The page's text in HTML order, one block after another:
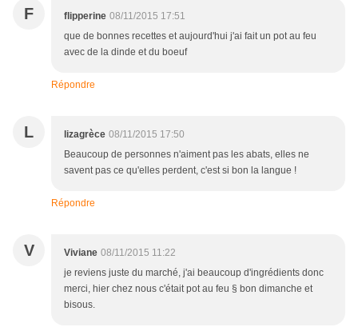
F flipperine 08/11/2015 17:51
que de bonnes recettes et aujourd'hui j'ai fait un pot au feu
avec de la dinde et du boeuf
Répondre
L lizagrèce 08/11/2015 17:50
Beaucoup de personnes n'aiment pas les abats, elles ne
savent pas ce qu'elles perdent, c'est si bon la langue !
Répondre
V Viviane 08/11/2015 11:22
je reviens juste du marché, j'ai beaucoup d'ingrédients donc
merci, hier chez nous c'était pot au feu § bon dimanche et
bisous.